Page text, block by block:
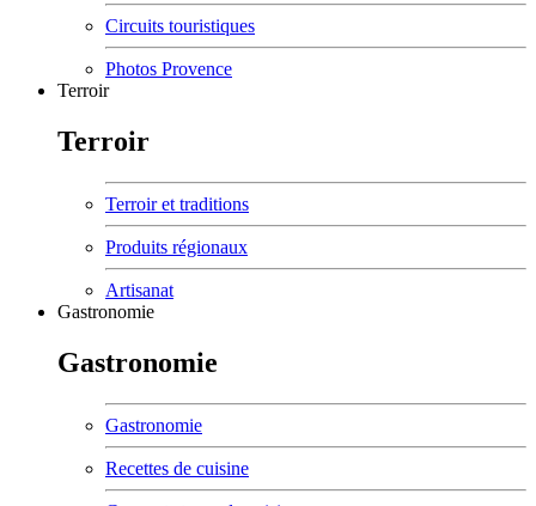
Circuits touristiques
Photos Provence
Terroir
Terroir
Terroir et traditions
Produits régionaux
Artisanat
Gastronomie
Gastronomie
Gastronomie
Recettes de cuisine